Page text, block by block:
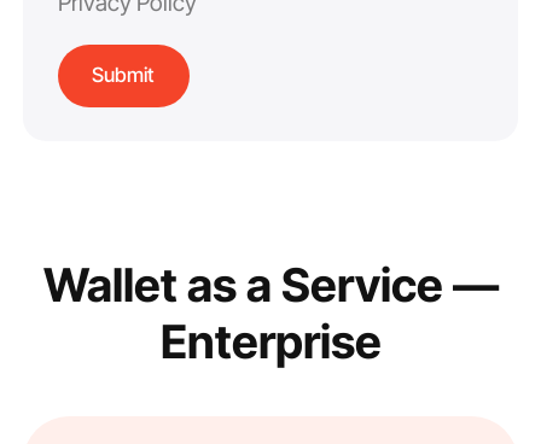
Wallet as a Service —
Enterprise